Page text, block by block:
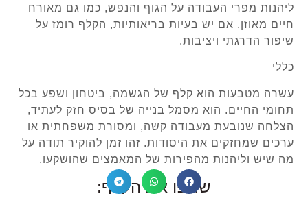
ליהנות מפרי העבודה על הגוף והנפש, כמו גם מאורח
חיים מאוזן. אם יש בעיות בריאותיות, הקלף רומז על
שיפור הדרגתי ויציבות.
כללי
עשרה מטבעות הוא קלף של הגשמה, ביטחון ושפע בכל
תחומי החיים. הוא מסמל בנייה של בסיס חזק לעתיד,
הצלחה שנובעת מעבודה קשה, ומסורת משפחתית או
ערכים שמחזקים את היסודות. זהו זמן להוקיר תודה על
מה שיש וליהנות מהפירות של המאמצים שהושקעו.
שתפו את הקלף: